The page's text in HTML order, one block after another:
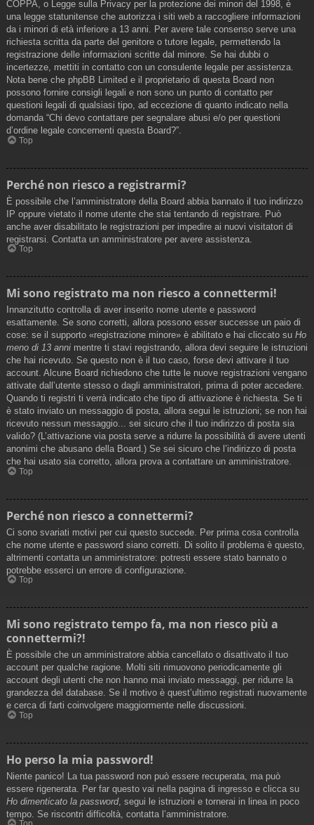
COPPA, o Legge sulla Privacy per la protezione dei minori del 1998, è
una legge statunitense che autorizza i siti web a raccogliere informazioni
da i minori di età inferiore a 13 anni. Per avere tale consenso serve una
richiesta scritta da parte del genitore o tutore legale, permettendo la
registrazione delle informazioni scritte dal minore. Se hai dubbi o
incertezze, mettiti in contatto con un consulente legale per assistenza.
Nota bene che phpBB Limited e il proprietario di questa Board non
possono fornire consigli legali e non sono un punto di contatto per
questioni legali di qualsiasi tipo, ad eccezione di quanto indicato nella
domanda “Chi devo contattare per segnalare abusi e/o per questioni
d’ordine legale concernenti questa Board?”.
Top
Perché non riesco a registrarmi?
È possibile che l’amministratore della Board abbia bannato il tuo indirizzo
IP oppure vietato il nome utente che stai tentando di registrare. Può
anche aver disabilitato le registrazioni per impedire ai nuovi visitatori di
registrarsi. Contatta un amministratore per avere assistenza.
Top
Mi sono registrato ma non riesco a connettermi!
Innanzitutto controlla di aver inserito nome utente e password
esattamente. Se sono corretti, allora possono esser successe un paio di
cose: se il supporto «registrazione minore» è abilitato e hai cliccato su Ho
meno di 13 anni mentre ti stavi registrando, allora devi seguire le istruzioni
che hai ricevuto. Se questo non è il tuo caso, forse devi attivare il tuo
account. Alcune Board richiedono che tutte le nuove registrazioni vengano
attivate dall’utente stesso o dagli amministratori, prima di poter accedere.
Quando ti registri ti verrà indicato che tipo di attivazione è richiesta. Se ti
è stato inviato un messaggio di posta, allora segui le istruzioni; se non hai
ricevuto nessun messaggio... sei sicuro che il tuo indirizzo di posta sia
valido? (L’attivazione via posta serve a ridurre la possibilità di avere utenti
anonimi che abusano della Board.) Se sei sicuro che l’indirizzo di posta
che hai usato sia corretto, allora prova a contattare un amministratore.
Top
Perché non riesco a connettermi?
Ci sono svariati motivi per cui questo succede. Per prima cosa controlla
che nome utente e password siano corretti. Di solito il problema è questo,
altrimenti contatta un amministratore: potresti essere stato bannato o
potrebbe esserci un errore di configurazione.
Top
Mi sono registrato tempo fa, ma non riesco più a
connettermi?!
È possibile che un amministratore abbia cancellato o disattivato il tuo
account per qualche ragione. Molti siti rimuovono periodicamente gli
account degli utenti che non hanno mai inviato messaggi, per ridurre la
grandezza del database. Se il motivo è quest’ultimo registrati nuovamente
e cerca di farti coinvolgere maggiormente nelle discussioni.
Top
Ho perso la mia password!
Niente panico! La tua password non può essere recuperata, ma può
essere rigenerata. Per far questo vai nella pagina di ingresso e clicca su
Ho dimenticato la password, segui le istruzioni e tornerai in linea in poco
tempo. Se riscontri difficoltà, contatta l’amministratore.